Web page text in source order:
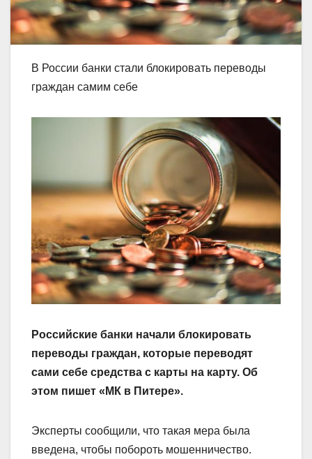
В России банки стали блокировать переводы
граждан самим себе
Российские банки начали блокировать
переводы граждан, которые переводят
сами себе средства с карты на карту. Об
этом пишет «МК в Питере».
Эксперты сообщили, что такая мера была
введена, чтобы побороть мошенничество.